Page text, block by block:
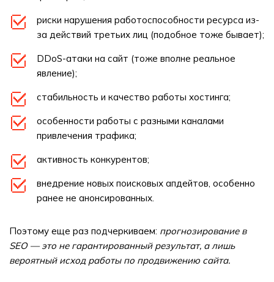
риски нарушения работоспособности ресурса из-
за действий третьих лиц (подобное тоже бывает);
DDoS-атаки на сайт (тоже вполне реальное
явление);
стабильность и качество работы хостинга;
особенности работы с разными каналами
привлечения трафика;
активность конкурентов;
внедрение новых поисковых апдейтов, особенно
ранее не анонсированных.
Поэтому еще раз подчеркиваем: прогнозирование в
SEO — это не гарантированный результат, а лишь
вероятный исход работы по продвижению сайта.